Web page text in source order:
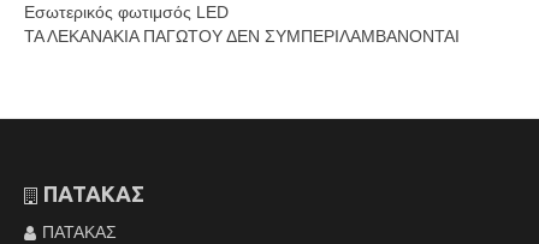
Εσωτερικός φωτιμσός LED
ΤΑ ΛΕΚΑΝΑΚΙΑ ΠΑΓΩΤΟΥ ΔΕΝ ΣΥΜΠΕΡΙΛΑΜΒΑΝΟΝΤΑΙ
ΠΑΤΑΚΑΣ
ΠΑΤΑΚΑΣ